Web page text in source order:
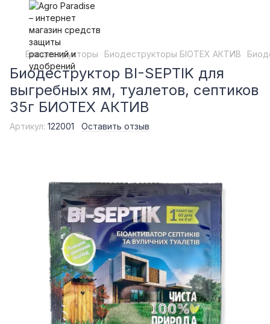
Биодеструкторы Биодеструкторы БІОТЕХ АКТИВ
Биодеструктор BI-SEPTIK для
выгребных ям, туалетов, септиков
35г БИОТЕХ АКТИВ
Артикул: 122001 Оставить отзыв